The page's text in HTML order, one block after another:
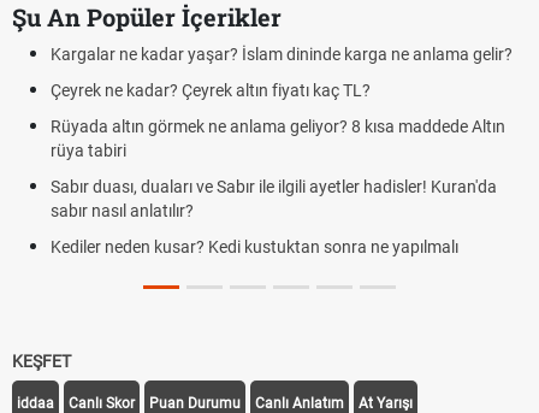
Şu An Popüler İçerikler
Kargalar ne kadar yaşar? İslam dininde karga ne anlama gelir?
Çeyrek ne kadar? Çeyrek altın fiyatı kaç TL?
Rüyada altın görmek ne anlama geliyor? 8 kısa maddede Altın
rüya tabiri
Sabır duası, duaları ve Sabır ile ilgili ayetler hadisler! Kuran'da
sabır nasıl anlatılır?
Kediler neden kusar? Kedi kustuktan sonra ne yapılmalı
KEŞFET
iddaa Canlı Skor Puan Durumu Canlı Anlatım At Yarışı